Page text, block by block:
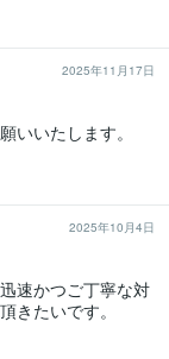
2025年11月17日
いいたします。
2025年10月4日
速かつご丁寧な対
きたいです。